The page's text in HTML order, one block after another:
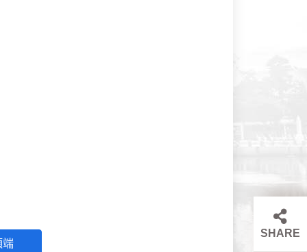
端
SHARE